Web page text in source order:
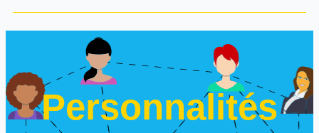
Personnalités